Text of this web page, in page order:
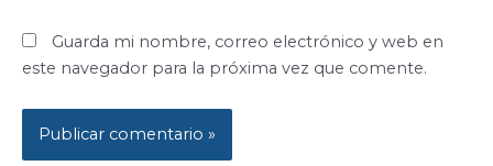
Guarda mi nombre, correo electrónico y web en
este navegador para la próxima vez que comente.